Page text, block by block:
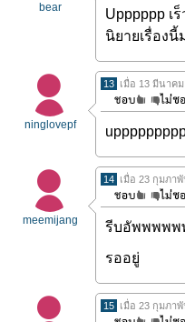
bear
Upppppp เ
นิยายเรื่องนี้
ninglovepf
13 เมื่อ 13 มีนาค
meemijang
14 เมื่อ 23 กุมภา
รีบอัพพพพ
รออยู่
15 เมื่อ 23 กุมภา